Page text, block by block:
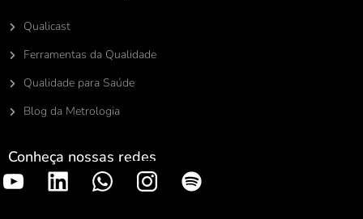
Qualicast
Ferramentas da Qualidade
Qualidade para Saúde
Blog da Metrologia
Conheça nossas redes
S